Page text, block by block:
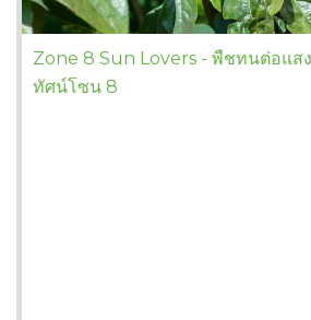
Zone 8 Sun Lovers - พืชทนต่อแส
ทัศน์โซน 8